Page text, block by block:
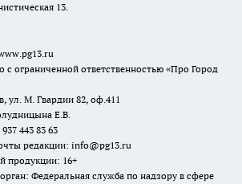
13.
с ограниченной ответственностью «Про Город
ул. М. Гвардии 82, оф.411
Е.В.
443 83 63
редакции: info@pg13.ru
продукции: 16+
Федеральная служба по надзору в сфере